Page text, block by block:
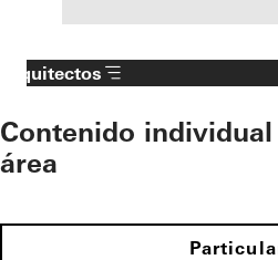
Arquitectos
Contenido
área